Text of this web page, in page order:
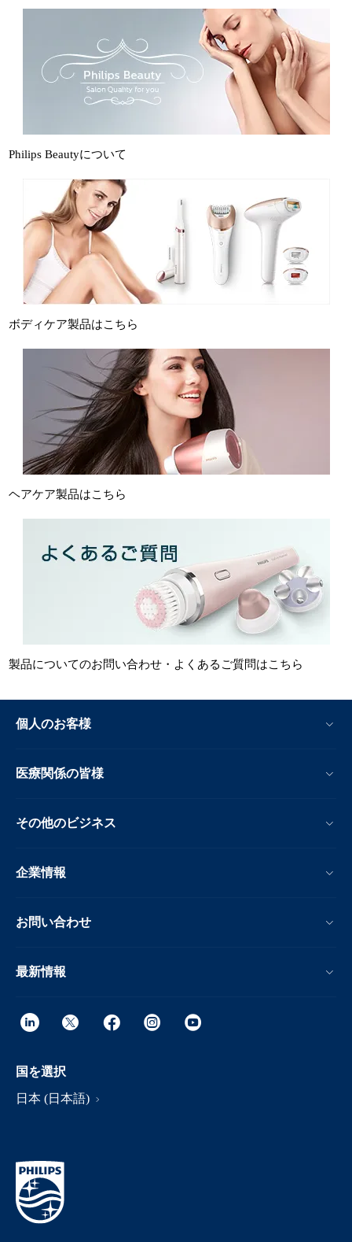
Philips Beautyについて
ボディケア製品はこちら
ヘアケア製品はこちら
製品についてのお問い合わせ・よくあるご質問はこちら
個人のお客様
医療関係の皆様
その他のビジネス
企業情報
お問い合わせ
最新情報
国を選択
日本 (日本語)